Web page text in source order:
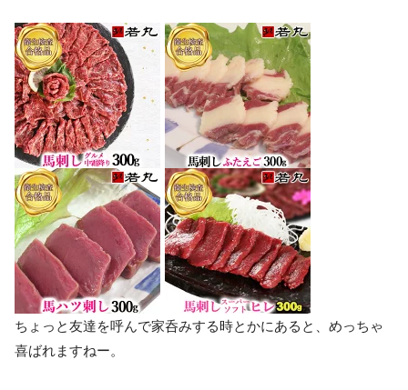
ちょっと友達を呼んで家呑みする時とかにあると、めっちゃ
喜ばれますねー。